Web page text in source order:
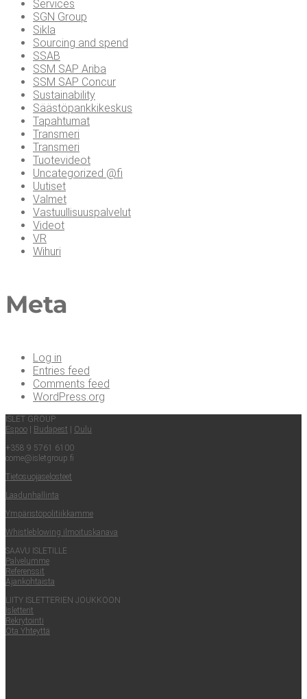
Services
SGN Group
Sikla
Sourcing and spend
SSAB
SSM SAP Ariba
SSM SAP Concur
Sustainability
Säästöpankkikeskus
Tapahtumat
Transmeri
Transmeri
Tuotevideot
Uncategorized @fi
Uutiset
Valmet
Vastuullisuuspalvelut
Videot
VR
Wihuri
Meta
Log in
Entries feed
Comments feed
WordPress.org
ISLET GROUP
Espoo
Buda­pest
Oulu
+358 9 5761 6100
come@​isletgroup.​fi
Tie­to­suo­ja­se­los­teet
Laa­dun­hal­lin­ta
Ympä­ris­tö­po­li­tiik­kam­me
Whist­le­blowing ilmoituskanava
SAA­VU ISLETILLE
Pal­ve­lum­me
Refe­rens­sit
Ajan­koh­tais­ta
LII­TY ISLET­TE­RIEN JOUKKOON
Islet­te­rit
Rek­ry­toin­ti
Ota Yhteyt­tä